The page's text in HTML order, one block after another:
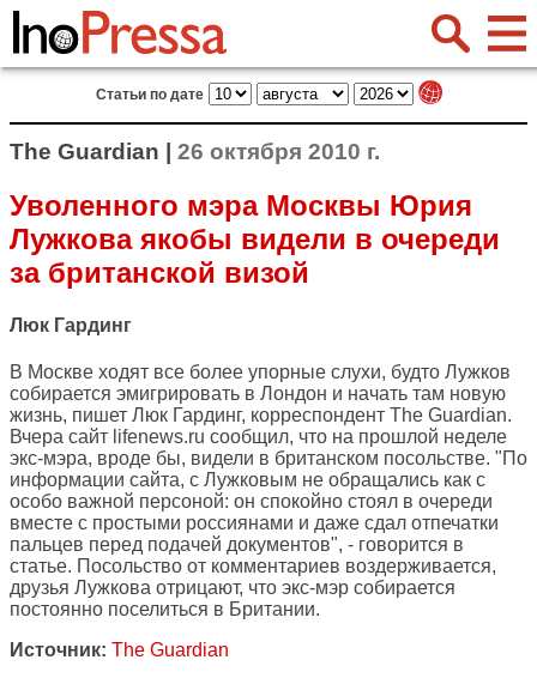
Статьи по дате
The Guardian | 26 октября 2010 г.
Уволенного мэра Москвы Юрия
Лужкова якобы видели в очереди
за британской визой
Люк Гардинг
В Москве ходят все более упорные слухи, будто Лужков
собирается эмигрировать в Лондон и начать там новую
жизнь, пишет Люк Гардинг, корреспондент The Guardian.
Вчера сайт lifenews.ru сообщил, что на прошлой неделе
экс-мэра, вроде бы, видели в британском посольстве. "По
информации сайта, с Лужковым не обращались как с
особо важной персоной: он спокойно стоял в очереди
вместе с простыми россиянами и даже сдал отпечатки
пальцев перед подачей документов", - говорится в
статье. Посольство от комментариев воздерживается,
друзья Лужкова отрицают, что экс-мэр собирается
постоянно поселиться в Британии.
Источник: The Guardian